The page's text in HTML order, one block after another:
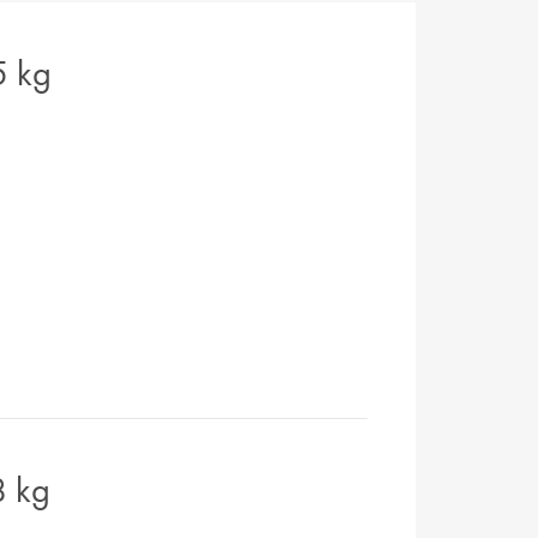
kg
kg